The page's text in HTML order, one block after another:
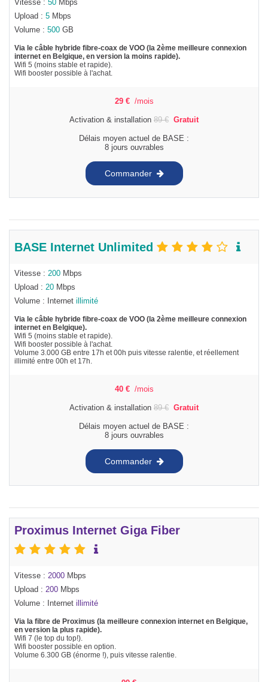
Vitesse : 50 Mbps
Upload : 5 Mbps
Volume : 500 GB
Via le câble hybride fibre-coax de VOO (la 2ème meilleure connexion
internet en Belgique, en version la moins rapide).
Wifi 5 (moins stable et rapide).
Wifi booster possible à l'achat.
29 € /mois
Activation & installation 89€ Gratuit
Délais moyen actuel de BASE :
8 jours ouvrables
Commander
BASE Internet Unlimited
Vitesse : 200 Mbps
Upload : 20 Mbps
Volume : Internet illimité
Via le câble hybride fibre-coax de VOO (la 2ème meilleure connexion
internet en Belgique).
Wifi 5 (moins stable et rapide).
Wifi booster possible à l'achat.
Volume 3.000 GB entre 17h et 00h puis vitesse ralentie, et réellement
illimité entre 00h et 17h.
40 € /mois
Activation & installation 89€ Gratuit
Délais moyen actuel de BASE :
8 jours ouvrables
Commander
Proximus Internet Giga Fiber
Vitesse : 2000 Mbps
Upload : 200 Mbps
Volume : Internet illimité
Via la fibre de Proximus (la meilleure connexion internet en Belgique,
en version la plus rapide).
Wifi 7 (le top du top!).
Wifi booster possible en option.
Volume 6.300 GB (énorme !), puis vitesse ralentie.